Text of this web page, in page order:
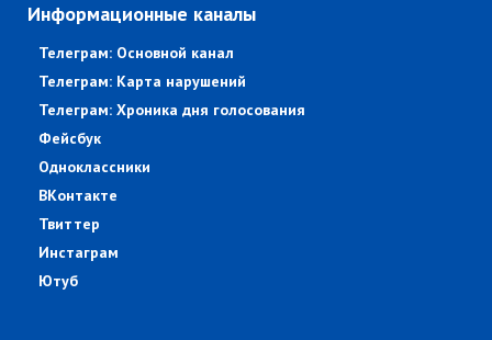
Информационные каналы
Телеграм: Основной канал
Телеграм: Карта нарушений
Телеграм: Хроника дня голосования
Фейсбук
Одноклассники
ВКонтакте
Твиттер
Инстаграм
Ютуб